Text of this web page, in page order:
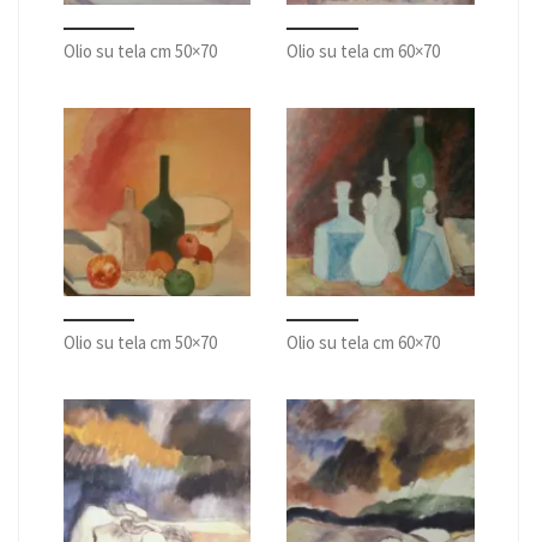
Olio su tela cm 50×70 Olio su tela cm 60×70
Olio su tela cm 50×70 Olio su tela cm 60×70